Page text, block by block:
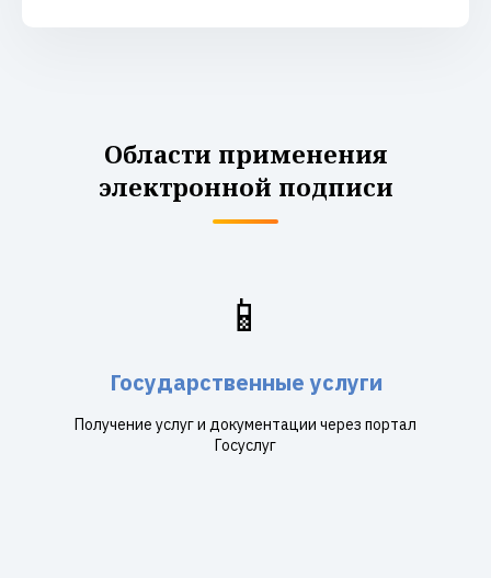
Области применения
электронной подписи
📱
Государственные услуги
Получение услуг и документации через портал
Госуслуг